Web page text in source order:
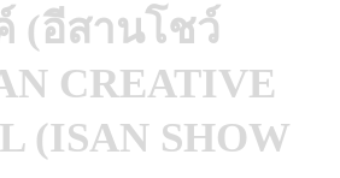
(อีสานโชว์
CREATIVE
(ISAN SHOW